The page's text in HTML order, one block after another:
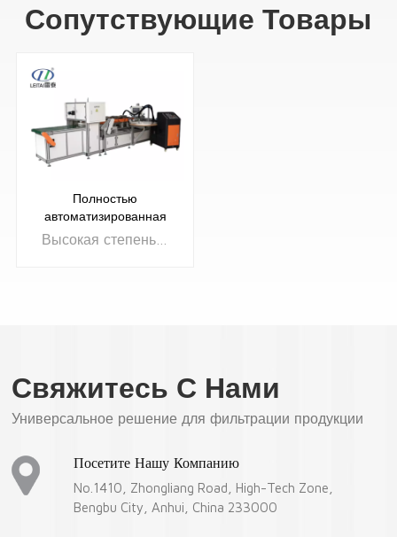
Сопутствующие Товары
Полностью
автоматизированная
машина непрерывного
УЗНАТЬ
БОЛЬШЕ
Свяжитесь С Нами
Универсальное решение для фильтрации продукции
Посетите Нашу Компанию
No.1410, Zhongliang Road, High-Tech Zone,
Bengbu City, Anhui, China 233000